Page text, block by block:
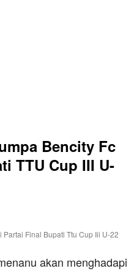
Bencity Fc
TTU Cup III U-
akan menghadapi